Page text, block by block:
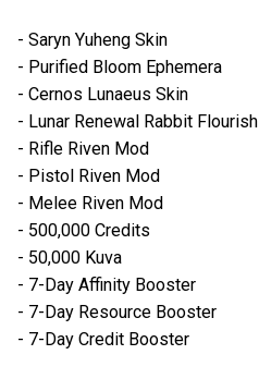
- Saryn Yuheng Skin
- Purified Bloom Ephemera
- Cernos Lunaeus Skin
- Lunar Renewal Rabbit Flourish
- Rifle Riven Mod
- Pistol Riven Mod
- Melee Riven Mod
- 500,000 Credits
- 50,000 Kuva
- 7-Day Affinity Booster
- 7-Day Resource Booster
- 7-Day Credit Booster